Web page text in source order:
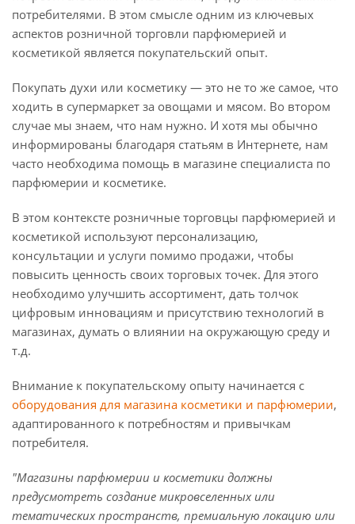
потребителями. В этом смысле одним из ключевых
аспектов розничной торговли парфюмерией и
косметикой является покупательский опыт.
Покупать духи или косметику — это не то же самое, что
ходить в супермаркет за овощами и мясом. Во втором
случае мы знаем, что нам нужно. И хотя мы обычно
информированы благодаря статьям в Интернете, нам
часто необходима помощь в магазине специалиста по
парфюмерии и косметике.
В этом контексте розничные торговцы парфюмерией и
косметикой используют персонализацию,
консультации и услуги помимо продажи, чтобы
повысить ценность своих торговых точек. Для этого
необходимо улучшить ассортимент, дать толчок
цифровым инновациям и присутствию технологий в
магазинах, думать о влиянии на окружающую среду и
т.д.
Внимание к покупательскому опыту начинается с
оборудования для магазина косметики и парфюмерии,
адаптированного к потребностям и привычкам
потребителя.
"Магазины парфюмерии и косметики должны
предусмотреть создание микровселенных или
тематических пространств, премиальную локацию или